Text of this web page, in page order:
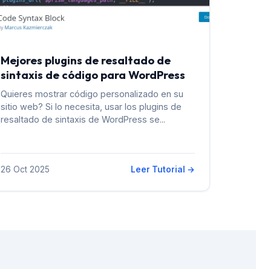
Mejores plugins de resaltado de
sintaxis de código para WordPress
Quieres mostrar código personalizado en su
sitio web? Si lo necesita, usar los plugins de
resaltado de sintaxis de WordPress se...
26 Oct 2025 Leer Tutorial →